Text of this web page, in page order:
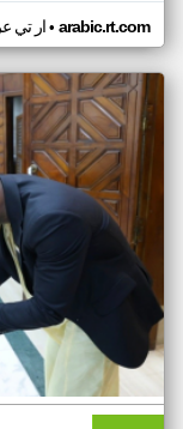
ار تي• arabic.rt.com